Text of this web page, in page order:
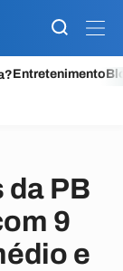
Entretenimento
PB
9
e